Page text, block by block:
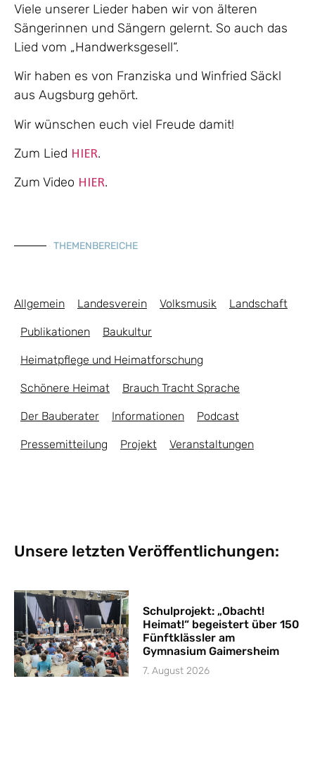
Viele unserer Lieder haben wir von älteren
Sängerinnen und Sängern gelernt. So auch das
Lied vom „Handwerksgesell“.
Wir haben es von Franziska und Winfried Säckl
aus Augsburg gehört.
Wir wünschen euch viel Freude damit!
Zum Lied HIER.
Zum Video HIER.
THEMENBEREICHE
Allgemein Landesverein Volksmusik Landschaft
Publikationen Baukultur
Heimatpflege und Heimatforschung
Schönere Heimat Brauch Tracht Sprache
Der Bauberater Informationen Podcast
Pressemitteilung Projekt Veranstaltungen
Unsere letzten Veröffentlichungen:
Schulprojekt: „Obacht!
Heimat!“ begeistert über 150
Fünftklässler am
Gymnasium Gaimersheim
7. August 2026